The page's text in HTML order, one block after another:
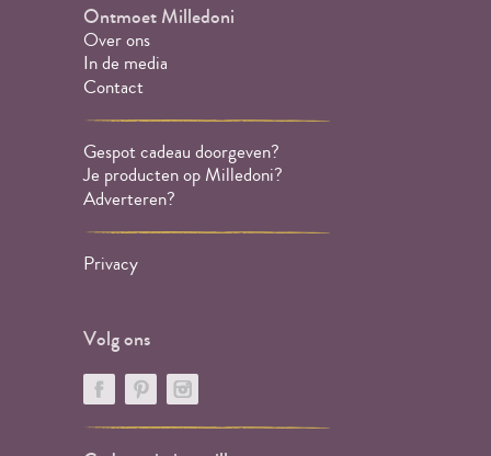
Ontmoet Milledoni
Over ons
In de media
Contact
Gespot cadeau doorgeven?
Je producten op Milledoni?
Adverteren?
Privacy
Volg ons